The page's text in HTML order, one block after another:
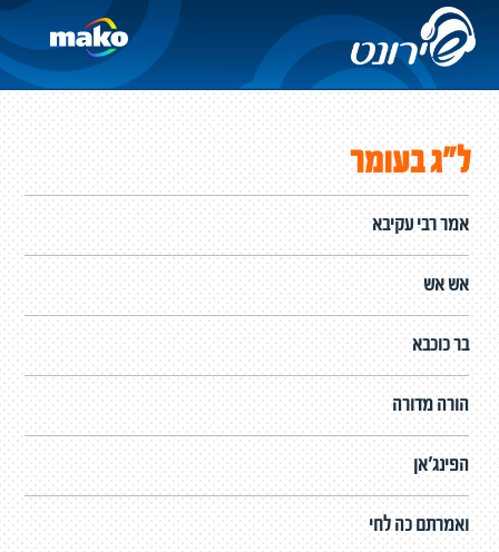
ל"ג בעומר
אמר רבי עקיבא
אש אש
בר כוכבא
הורה מדורה
הפינג'אן
ואמרתם כה לחי